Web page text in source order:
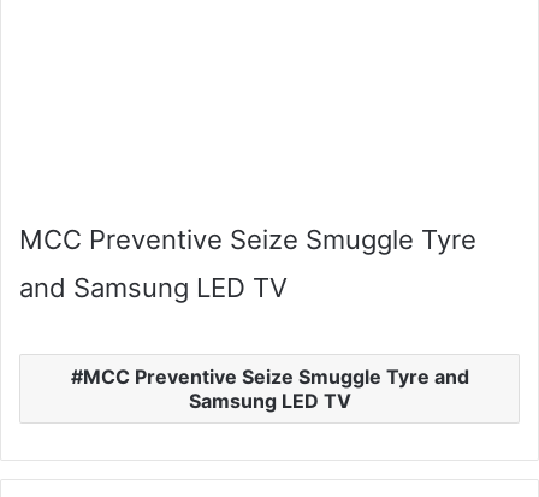
MCC Preventive Seize Smuggle Tyre
and Samsung LED TV
MCC Preventive Seize Smuggle Tyre and
Samsung LED TV